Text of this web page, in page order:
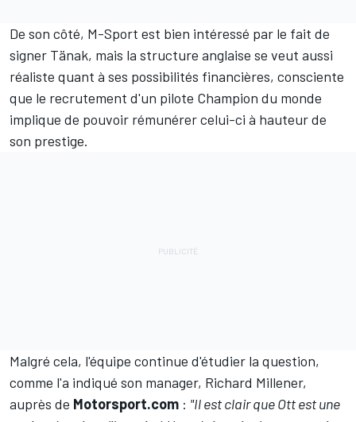
De son côté, M-Sport est bien intéressé par le fait de
signer Tänak, mais la structure anglaise se veut aussi
réaliste quant à ses possibilités financières, consciente
que le recrutement d'un pilote Champion du monde
implique de pouvoir rémunérer celui-ci à hauteur de
son prestige.
Malgré cela, l'équipe continue d'étudier la question,
comme l'a indiqué son manager, Richard Millener,
auprès de Motorsport.com : "Il est clair que Ott est une